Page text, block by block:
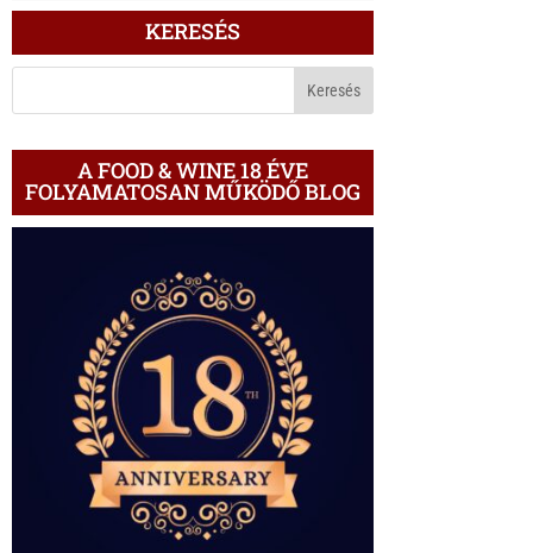
ÍRÁS
BLOGON
KERESÉS
A FOOD & WINE 18 ÉVE
FOLYAMATOSAN MŰKÖDŐ BLOG